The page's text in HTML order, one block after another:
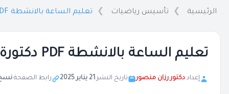
الرئيسية تأسيس رياضيات تعليم الساعة بالانشطة PDF دكتورة رزان منصور
تعليم الساعة بالانشطة PDF دكتورة رزان منصور
إعداد:دكتور رزان منصور تاريخ النشر:21 يناير 2025 رابط الصفحة: